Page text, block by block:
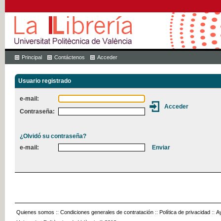
Principal Contáctenos Acceder
Usuario registrado
e-mail:
Contraseña:
¿Olvidó su contraseña?
e-mail:
Quienes somos :: Condiciones generales de contratación :: Política de privacidad ::